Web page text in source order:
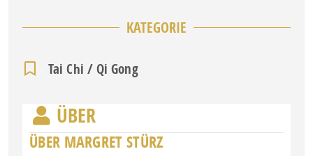
KATEGORIE
Tai Chi / Qi Gong
ÜBER
ÜBER MARGRET STÜRZ